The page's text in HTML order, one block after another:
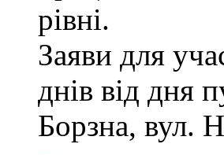
рівні.
Заяви для
днів від дня
Борзна, вул.